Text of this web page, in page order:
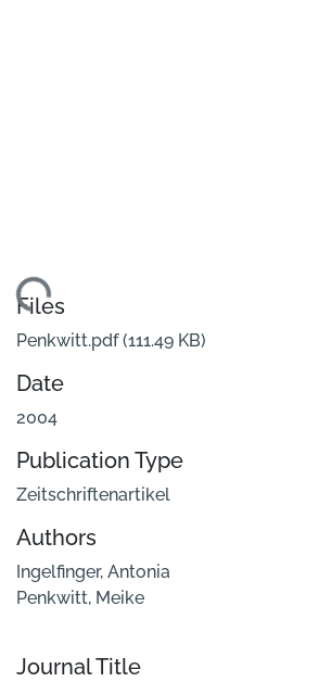
Files
Penkwitt.pdf(111.49 KB)
Date
2004
Publication Type
Zeitschriftenartikel
Authors
Ingelfinger, Antonia
Penkwitt, Meike
Journal Title